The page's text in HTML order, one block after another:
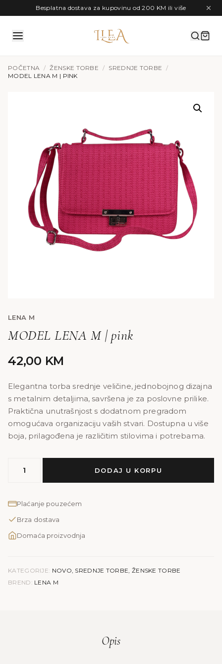
Preskoči na sadržajBesplatna dostava za kupovinu od 200 KM ili više
POČETNA / ŽENSKE TORBE / SREDNJE TORBE
/
MODEL LENA M | PINK
LENA M
MODEL LENA M | pink
42,00 KM
Elegantna torba srednje veličine, jednobojnog dizajna
s metalnim detaljima, savršena je za poslovne prilike.
Praktična unutrašnjost s dodatnom pregradom
omogućava organizaciju vaših stvari. Dostupna u više
boja, prilagođena je različitim stilovima i potrebama.
LENA
|
količina
DODAJ U KORPU
Plaćanje pouzećem
Brza dostava
Domaća proizvodnja
KATEGORIJE: NOVO, SREDNJE TORBE, ŽENSKE TORBE
BREND: LENA M
Opis